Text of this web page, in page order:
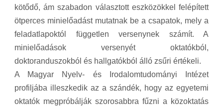
kötődő, ám szabadon választott eszközökkel felépített
ötperces minielőadást mutatnak be a csapatok, mely a
feladatlapoktól független versenynek számít. A
minielőadások versenyét oktatókból,
doktoranduszokból és hallgatókból álló zsűri értékeli.
A Magyar Nyelv- és Irodalomtudományi Intézet
profiljába illeszkedik az a szándék, hogy az egyetemi
oktatók megpróbálják szorosabbra fűzni a közoktatás